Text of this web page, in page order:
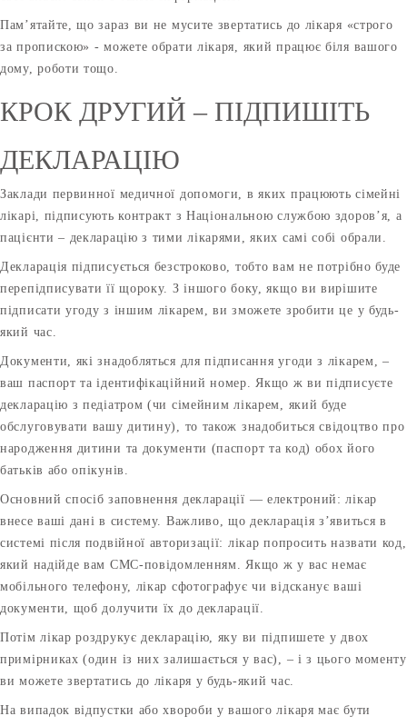
Пам’ятайте, що зараз ви не мусите звертатись до лікаря «строго
за пропискою» - можете обрати лікаря, який працює біля вашого
дому, роботи тощо.
КРОК ДРУГИЙ – ПІДПИШІТЬ
ДЕКЛАРАЦІЮ
Заклади первинної медичної допомоги, в яких працюють сімейні
лікарі, підписують контракт з Національною службою здоров’я, а
пацієнти – декларацію з тими лікарями, яких самі собі обрали.
Декларація підписується безстроково, тобто вам не потрібно буде
перепідписувати її щороку. З іншого боку, якщо ви вирішите
підписати угоду з іншим лікарем, ви зможете зробити це у будь-
який час.
Документи, які знадобляться для підписання угоди з лікарем, –
ваш паспорт та ідентифікаційний номер. Якщо ж ви підписуєте
декларацію з педіатром (чи сімейним лікарем, який буде
обслуговувати вашу дитину), то також знадобиться свідоцтво про
народження дитини та документи (паспорт та код) обох його
батьків або опікунів.
Основний спосіб заповнення декларації — електроний: лікар
внесе ваші дані в систему. Важливо, що декларація з’явиться в
системі після подвійної авторизації: лікар попросить назвати код,
який надійде вам СМС-повідомленням. Якщо ж у вас немає
мобільного телефону, лікар сфотографує чи відсканує ваші
документи, щоб долучити їх до декларації.
Потім лікар роздрукує декларацію, яку ви підпишете у двох
примірниках (один із них залишається у вас), – і з цього моменту
ви можете звертатись до лікаря у будь-який час.
На випадок відпустки або хвороби у вашого лікаря має бути